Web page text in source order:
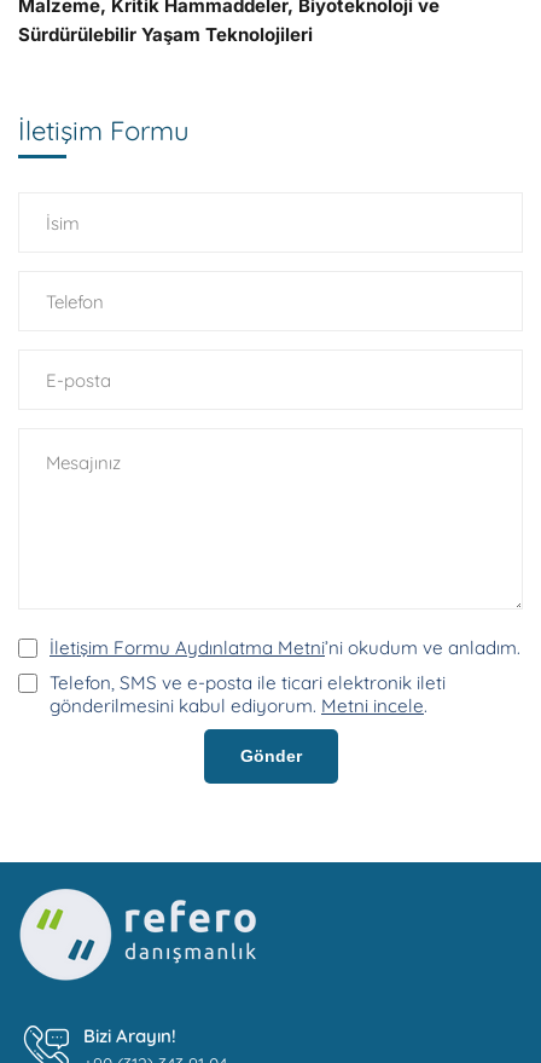
Malzeme, Kritik Hammaddeler, Biyoteknoloji ve
Sürdürülebilir Yaşam Teknolojileri
İletişim Formu
İletişim Formu Aydınlatma Metni’ni okudum ve anladım.
Telefon, SMS ve e-posta ile ticari elektronik ileti
gönderilmesini kabul ediyorum. Metni incele.
Gönder
Bizi Arayın!